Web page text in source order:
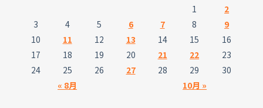
« 8月 10月 »
1
2
3
4 5 6 7 8
9
10
11 12 13 14 15
16
17
18 19 20 21 22
23
24
25 26 27 28 29 30